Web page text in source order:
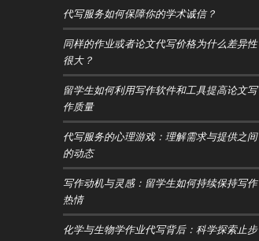
代写服务如何保障你的学术诚信？
同样的作业或者论文代写价格为什么差异性
很大？
留学生如何利用写作软件和工具提高论文写
作质量
代写服务的心理游戏：理解需求与提供之间
的动态
写作动机与灵感：留学生如何持续保持写作
热情
化学与生物学作业代写背后：科学探索止步